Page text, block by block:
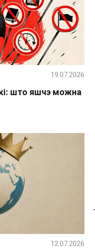
што яшчэ можна
19.07.2026
12.07.2026